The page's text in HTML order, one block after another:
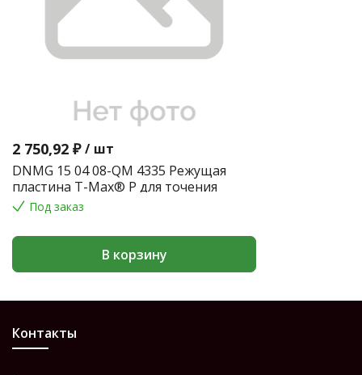
2 750,92 ₽ / шт
DNMG 15 04 08-QM 4335 Режущая
пластина T-Max® P для точения
Под заказ
В корзину
Контакты